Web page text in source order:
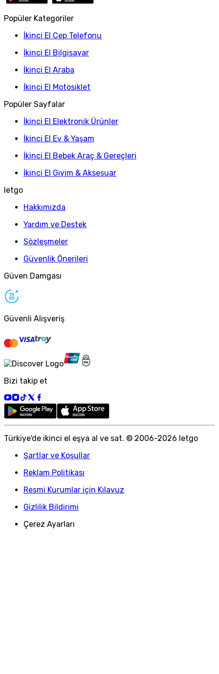
Popüler Kategoriler
İkinci El Cep Telefonu
İkinci El Bilgisayar
İkinci El Araba
İkinci El Motosiklet
Popüler Sayfalar
İkinci El Elektronik Ürünler
İkinci El Ev & Yaşam
İkinci El Bebek Araç & Gereçleri
İkinci El Giyim & Aksesuar
letgo
Hakkımızda
Yardım ve Destek
Sözleşmeler
Güvenlik Önerileri
Güven Damgası
Güvenli Alışveriş
Bizi takip et
Türkiye'de ikinci el eşya al ve sat. © 2006-2026 letgo
Şartlar ve Koşullar
Reklam Politikası
Resmi Kurumlar için Kılavuz
Gizlilik Bildirimi
Çerez Ayarları